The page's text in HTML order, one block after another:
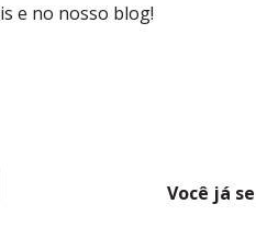
e no nosso blog!
Você já